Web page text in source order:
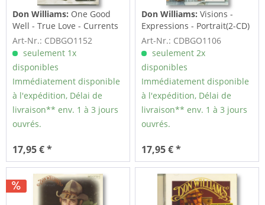
Don Williams: One Good
Well - True Love - Currents
(2-CD)
Art-Nr.: CDBGO1152
seulement 1x
disponibles
Immédiatement disponible
à l'expédition, Délai de
livraison** env. 1 à 3 jours
ouvrés.
17,95 € *
Don Williams: Visions -
Expressions - Portrait(2-CD)
Art-Nr.: CDBGO1106
seulement 2x
disponibles
Immédiatement disponible
à l'expédition, Délai de
livraison** env. 1 à 3 jours
ouvrés.
17,95 € *